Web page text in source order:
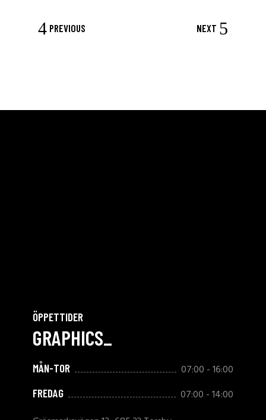
PREVIOUS NEXT
ÖPPETTIDER
GRAPHICS_
MÅN-TOR 07:00 - 16:00
FREDAG
07:00 - 14:00